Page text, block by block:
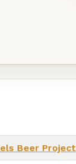
Beer Project